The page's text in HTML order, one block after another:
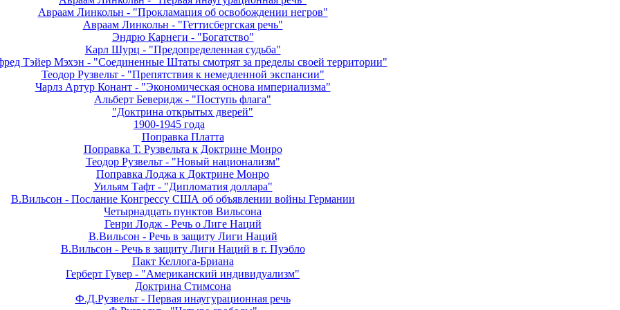
Авраам Линкольн - "Прокламация об освобождении негров"
Авраам Линкольн - "Геттисбергская речь"
Эндрю Карнеги - "Богатство"
Карл Шурц - "Предопределенная судьба"
Тэйер Мэхэн - "Соединенные Штаты смотрят за пределы своей территории"
Теодор Рузвельт - "Препятствия к немедленной экспансии"
Чарлз Артур Конант - "Экономическая основа империализма"
Альберт Беверидж - "Поступь флага"
"Доктрина открытых дверей"
1900-1945 года
Поправка Платта
Поправка Т. Рузвельта к Доктрине Монро
Теодор Рузвельт - "Новый национализм"
Поправка Лоджа к Доктрине Монро
Уильям Тафт - "Дипломатия доллара"
В.Вильсон - Послание Конгрессу США об объявлении войны Германии
Четырнадцать пунктов Вильсона
Генри Лодж - Речь о Лиге Наций
В.Вильсон - Речь в защиту Лиги Наций
В.Вильсон - Речь в защиту Лиги Наций в г. Пуэбло
Пакт Келлога-Бриана
Герберт Гувер - "Американский индивидуализм"
Доктрина Стимсона
Ф.Д.Рузвельт - Первая инаугурационная речь